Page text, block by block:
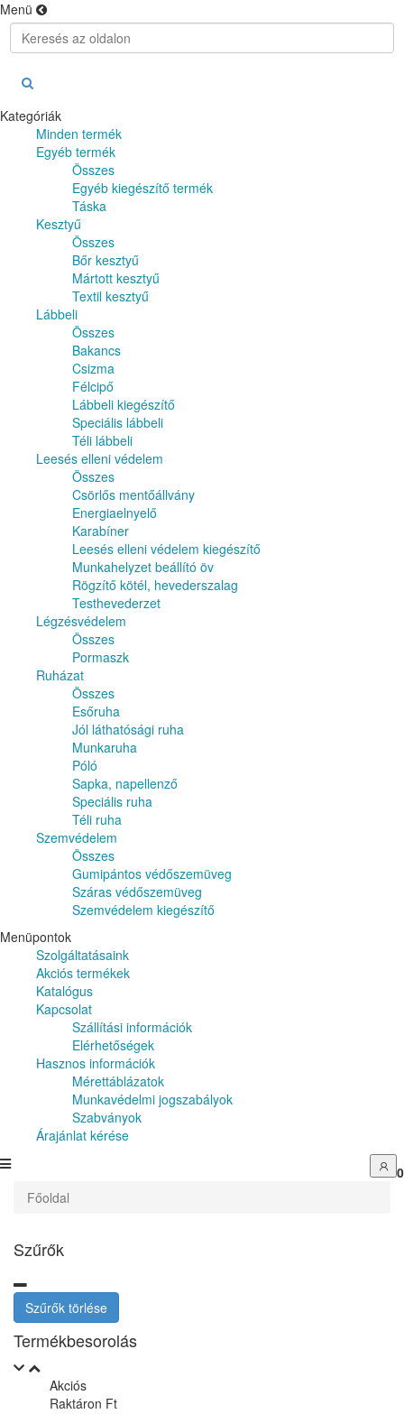
Menü
Kategóriák
Minden termék
Egyéb termék
Összes
Egyéb kiegészítő termék
Táska
Kesztyű
Összes
Bőr kesztyű
Mártott kesztyű
Textil kesztyű
Lábbeli
Összes
Bakancs
Csizma
Félcipő
Lábbeli kiegészítő
Speciális lábbeli
Téli lábbeli
Leesés elleni védelem
Összes
Csörlős mentőállvány
Energiaelnyelő
Karabíner
Leesés elleni védelem kiegészítő
Munkahelyzet beállító öv
Rögzítő kötél, hevederszalag
Testhevederzet
Légzésvédelem
Összes
Pormaszk
Ruházat
Összes
Esőruha
Jól láthatósági ruha
Munkaruha
Póló
Sapka, napellenző
Speciális ruha
Téli ruha
Szemvédelem
Összes
Gumipántos védőszemüveg
Száras védőszemüveg
Szemvédelem kiegészítő
Menüpontok
Szolgáltatásaink
Akciós termékek
Katalógus
Kapcsolat
Szállítási információk
Elérhetőségek
Hasznos információk
Mérettáblázatok
Munkavédelmi jogszabályok
Szabványok
Árajánlat kérése
0
Főoldal
Szűrők
Szűrők törlése
Termékbesorolás
Akciós
Raktáron Ft